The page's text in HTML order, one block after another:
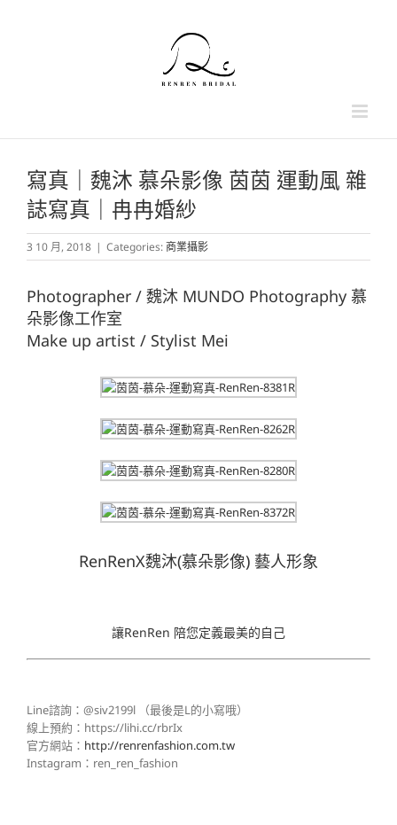
寫真｜魏沐 慕朵影像 茵茵 運動風 雜
誌寫真｜冉冉婚紗
3 10 月, 2018 | Categories:商業攝影
Photographer / 魏沐 MUNDO Photography 慕
朵影像工作室
Make up artist / Stylist Mei
RenRenX魏沐(慕朵影像) 藝人形象
讓RenRen 陪您定義最美的自己
Line諮詢：@siv2199l （最後是L的小寫哦）
線上預約：https://lihi.cc/rbrIx
官方網站： http://renrenfashion.com.tw
Instagram：ren_ren_fashion